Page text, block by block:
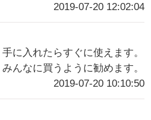
2019-07-20 12:02:04
に入れたらすぐに使えます。
んなに買うように勧めます。
2019-07-20 10:10:50